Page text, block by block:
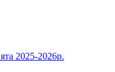
2025-2026р.